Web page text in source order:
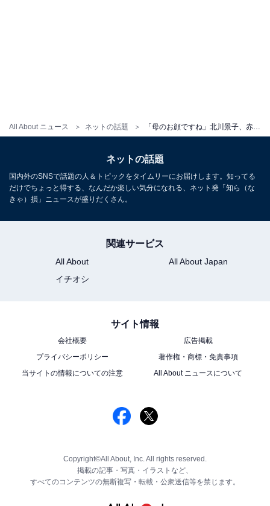
All About ニュース ネットの話題
ネットの話題
国内外のSNSで話題の人＆トピックをタイムリーにお届けします。知ってる
だけでちょっと得する、なんだか楽しい気分になれる、ネット発「知ら（な
きゃ）損」ニュースが盛りだくさん。
関連サービス
All About
All About Japan
イチオシ
サイト情報
会社概要
広告掲載
プライバシーポリシー
著作権・商標・免責事項
当サイトの情報についての注意
All About ニュースについて
Copyright©All About, Inc. All rights reserved.
掲載の記事・写真・イラストなど、
すべてのコンテンツの無断複写・転載・公衆送信等を禁じます。